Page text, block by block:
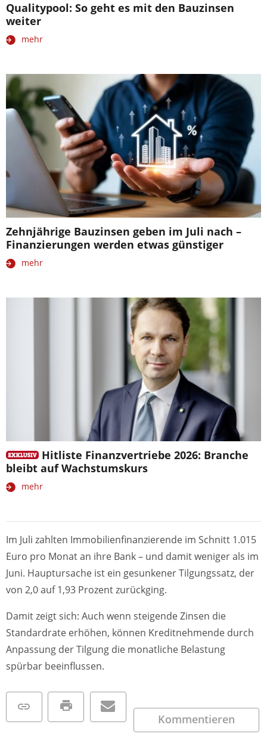
Qualitypool: So geht es mit den Bauzinsen
weiter
mehr
Zehnjährige Bauzinsen geben im Juli nach –
Finanzierungen werden etwas günstiger
mehr
Hitliste Finanzvertriebe 2026: Branche
bleibt auf Wachstumskurs
mehr
Im Juli zahlten Immobilienfinanzierende im Schnitt 1.015
Euro pro Monat an ihre Bank – und damit weniger als im
Juni. Hauptursache ist ein gesunkener Tilgungssatz, der
von 2,0 auf 1,93 Prozent zurückging.
Damit zeigt sich: Auch wenn steigende Zinsen die
Standardrate erhöhen, können Kreditnehmende durch
Anpassung der Tilgung die monatliche Belastung
spürbar beeinflussen.
Kommentieren